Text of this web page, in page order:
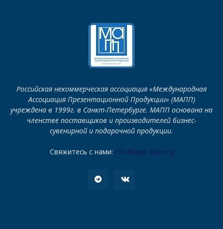
Российская некоммерческая ассоциация «Международная
Ассоциация Презентационной Продукции» (МАПП)
учреждена в 1999г. в Санкт-Петербурге. МАПП основана на
членстве поставщиков и производителей бизнес-
сувенирной и подарочной продукции.
Свяжитесь с нами: info@iapp-spb.org